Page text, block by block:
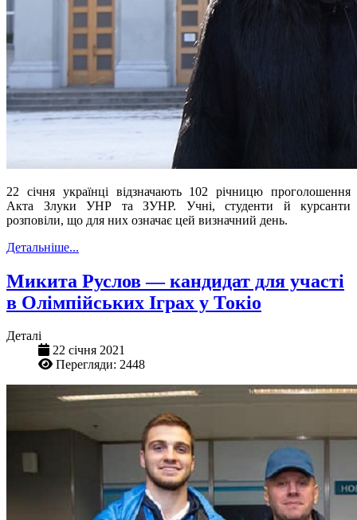
22 січня українці відзначають 102 річницю проголошення
Акта Злуки УНР та ЗУНР. Учні, студенти й курсанти
розповіли, що для них означає цей визначний день.
Детальніше...
Микита Руслов — кандидат для участі
в Олімпійських Іграх у Токіо
Деталі
22 січня 2021
Перегляди: 2448